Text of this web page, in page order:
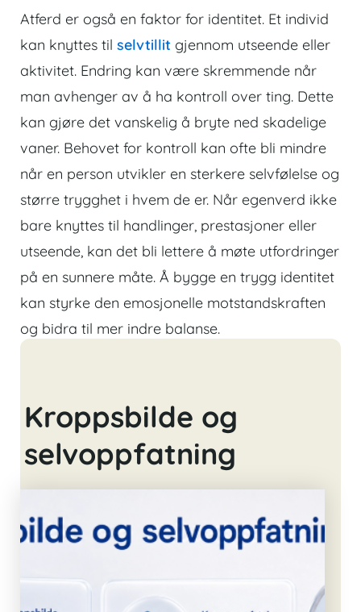
Atferd er også en faktor for identitet. Et individ
kan knyttes til selvtillit gjennom utseende eller
aktivitet. Endring kan være skremmende når
man avhenger av å ha kontroll over ting. Dette
kan gjøre det vanskelig å bryte ned skadelige
vaner. Behovet for kontroll kan ofte bli mindre
når en person utvikler en sterkere selvfølelse og
større trygghet i hvem de er. Når egenverd ikke
bare knyttes til handlinger, prestasjoner eller
utseende, kan det bli lettere å møte utfordringer
på en sunnere måte. Å bygge en trygg identitet
kan styrke den emosjonelle motstandskraften
og bidra til mer indre balanse.
Kroppsbilde og
selvoppfatning